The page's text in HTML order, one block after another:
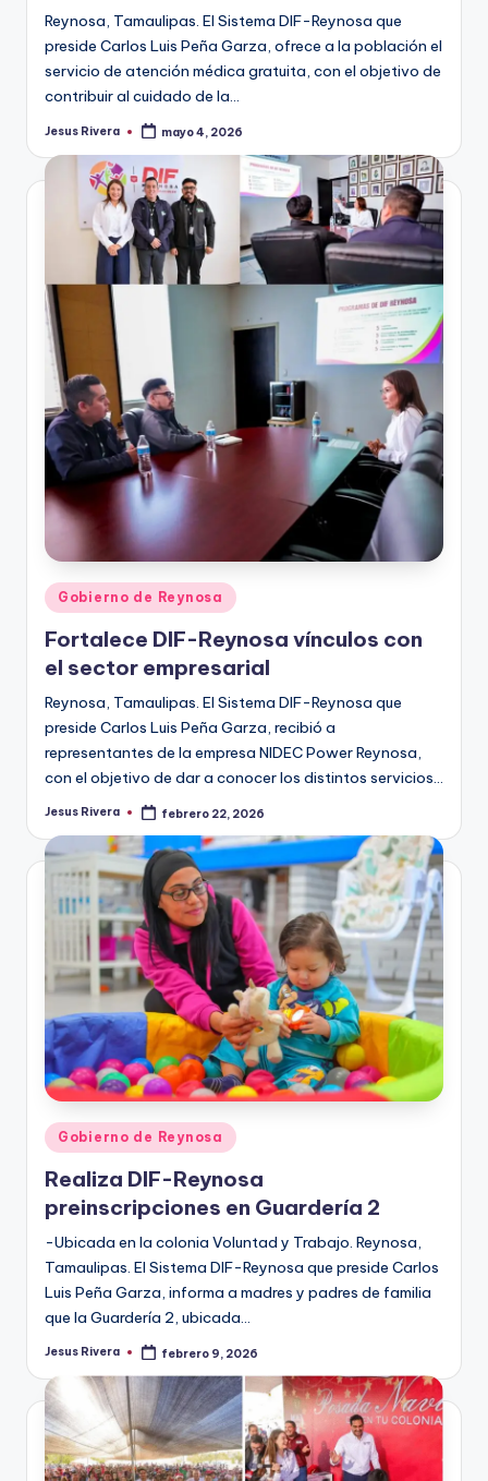
Reynosa, Tamaulipas. El Sistema DIF-Reynosa que
preside Carlos Luis Peña Garza, ofrece a la población el
servicio de atención médica gratuita, con el objetivo de
contribuir al cuidado de la…
Publicado
Jesus Rivera mayo 4, 2026
Publicado
en
Gobierno de Reynosa
Fortalece DIF-Reynosa vínculos con
el sector empresarial
Reynosa, Tamaulipas. El Sistema DIF-Reynosa que
preside Carlos Luis Peña Garza, recibió a
representantes de la empresa NIDEC Power Reynosa,
con el objetivo de dar a conocer los distintos servicios…
Publicado
Jesus Rivera febrero 22, 2026
Publicado
en
Gobierno de Reynosa
Realiza DIF-Reynosa
preinscripciones en Guardería 2
-Ubicada en la colonia Voluntad y Trabajo. Reynosa,
Tamaulipas. El Sistema DIF-Reynosa que preside Carlos
Luis Peña Garza, informa a madres y padres de familia
que la Guardería 2, ubicada…
Publicado
Jesus Rivera febrero 9, 2026